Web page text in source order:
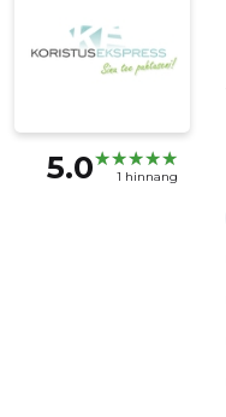
5.0 1 hinnang